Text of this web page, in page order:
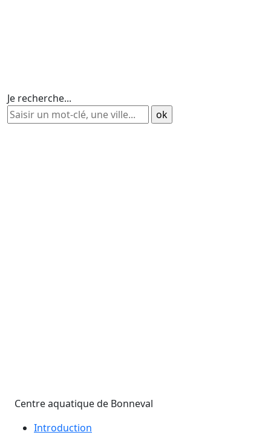
Je recherche...
Centre aquatique de Bonneval
Introduction